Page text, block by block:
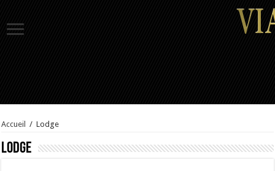
Accueil / Lodge
Lodge